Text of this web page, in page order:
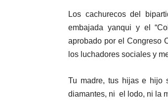
Los cachurecos del
embajada yanqui y el
aprobado por el Congreso
los luchadores sociales y
Tu madre, tus hijas e hijo
diamantes, ni el lodo, ni la